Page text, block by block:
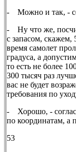
- Можно и так, -
- Ну что же,
с запасом, скажем,
время самолет
градуса, а
то есть не более
300 тысяч раз
вас не будет
требования по
- Хорошо, -
по координатам, а
53